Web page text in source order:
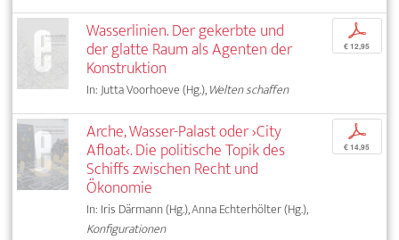
Wasserlinien. Der gekerbte und
der glatte Raum als Agenten der
Konstruktion
In: Jutta Voorhoeve (Hg.),Welten schaffen
p
€ 12,95
Arche, Wasser-Palast oder ›City
Afloat‹. Die politische Topik des
Schiffs zwischen Recht und
Ökonomie
In: Iris Därmann (Hg.), Anna Echterhölter (Hg.),
Konfigurationen
p
€ 14,95